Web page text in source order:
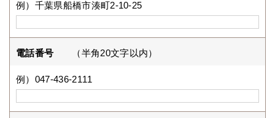
例）千葉県船橋市湊町2-10-25
電話番号 （半角20文字以内）
例）047-436-2111